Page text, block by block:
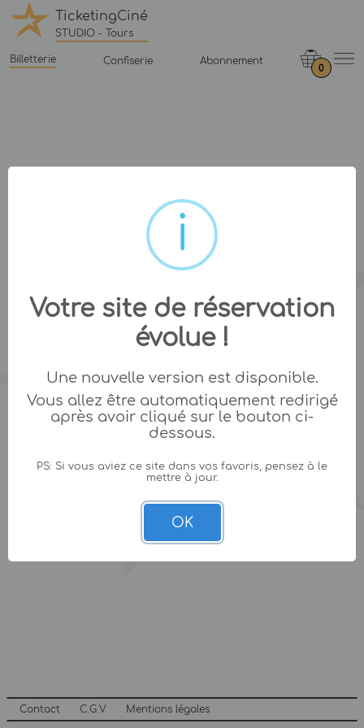
TicketingCiné
STUDIO - Tours
Billetterie Confiserie Abonnement
0
Contact C.G.V Mentions légales
Votre site de réservation
évolue !
Une nouvelle version est disponible.
Vous allez être automatiquement redirigé
après avoir cliqué sur le bouton ci-
dessous.
PS: Si vous aviez ce site dans vos favoris, pensez à le
mettre à jour.
OK